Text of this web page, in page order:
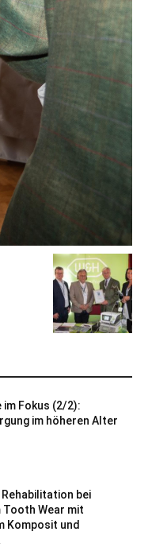
im Fokus (2/2):
im höheren Alter
bei
Wear mit
Komposit und